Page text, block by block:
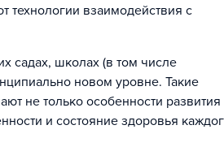
технологии взаимодействия с
садах, школах (в том числе
новом уровне. Такие
не только особенности развития
и состояние здоровья